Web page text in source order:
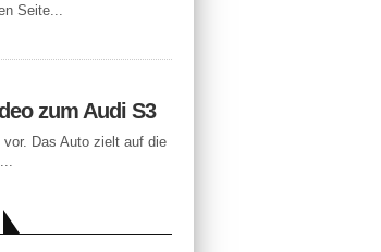
Seite...
zum Audi S3
Das Auto zielt auf die